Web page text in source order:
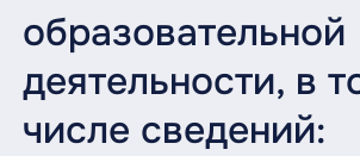
образовательной
деятельности, в
числе сведений: